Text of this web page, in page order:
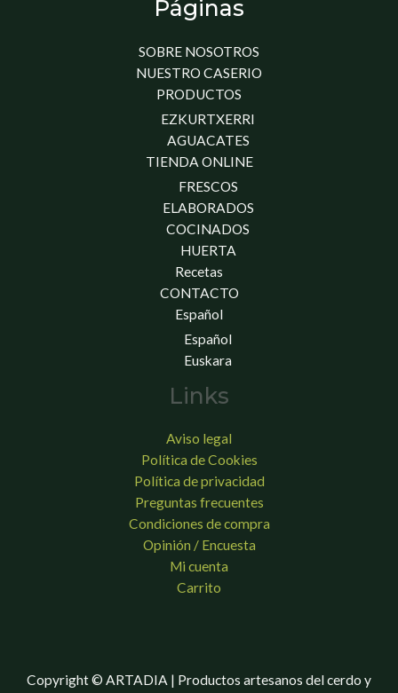
Páginas
SOBRE NOSOTROS
NUESTRO CASERIO
PRODUCTOS
EZKURTXERRI
AGUACATES
TIENDA ONLINE
FRESCOS
ELABORADOS
COCINADOS
HUERTA
Recetas
CONTACTO
Español
Español
Euskara
Links
Aviso legal
Política de Cookies
Política de privacidad
Preguntas frecuentes
Condiciones de compra
Opinión / Encuesta
Mi cuenta
Carrito
Copyright © ARTADIA | Productos artesanos del cerdo y